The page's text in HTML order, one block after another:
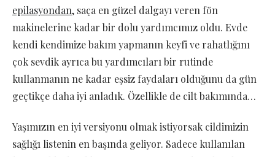
epilasyondan, saça en güzel dalgayı veren fön
makinelerine kadar bir dolu yardımcımız oldu. Evde
kendi kendimize bakım yapmanın keyfi ve rahatlığını
çok sevdik ayrıca bu yardımcıları bir rutinde
kullanmanın ne kadar eşsiz faydaları olduğunu da gün
geçtikçe daha iyi anladık. Özellikle de cilt bakımında…
Yaşımızın en iyi versiyonu olmak istiyorsak cildimizin
sağlığı listenin en başında geliyor. Sadece kullanılan